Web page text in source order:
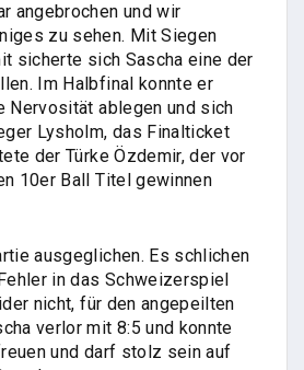
angebrochen und wir
zu sehen. Mit Siegen
sicherte sich Sascha eine der
Im Halbfinal konnte er
Nervosität ablegen und sich
Lysholm, das Finalticket
der Türke Özdemir, der vor
10er Ball Titel gewinnen
ausgeglichen. Es schlichen
in das Schweizerspiel
nicht, für den angepeilten
verlor mit 8:5 und konnte
und darf stolz sein auf